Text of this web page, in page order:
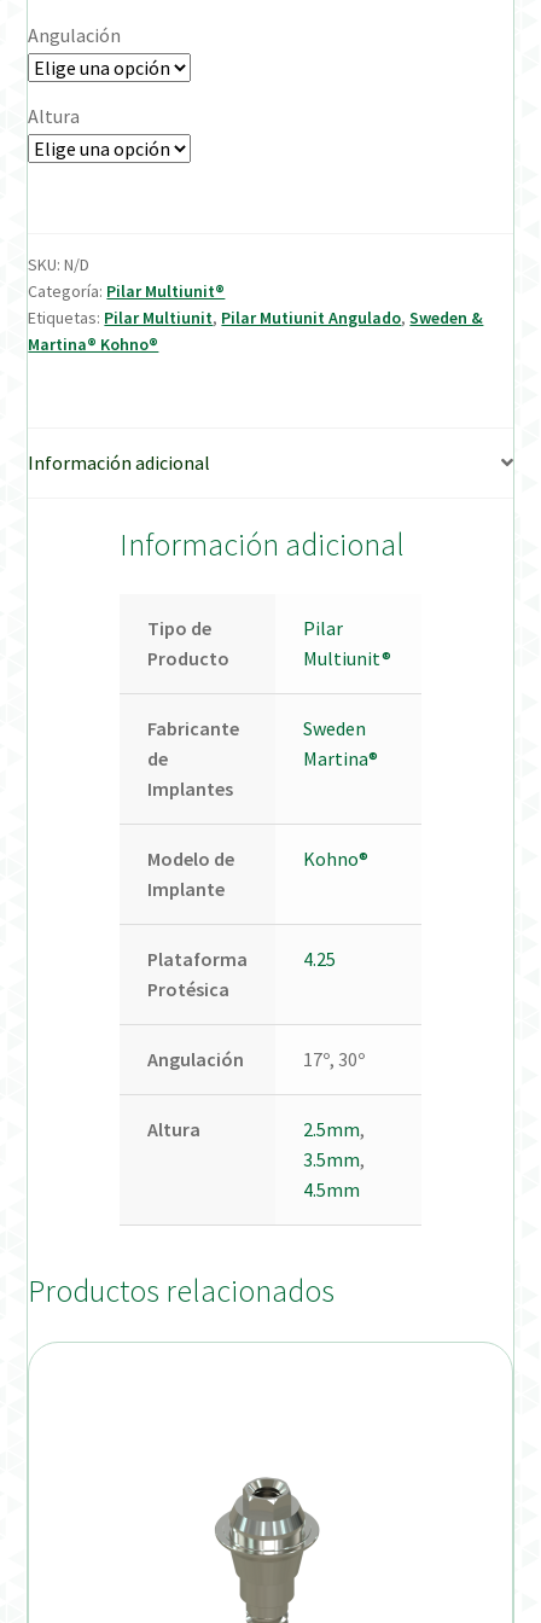
Verification Required
Welcome to DELTA Abutments | Tienda Online!
Angulación
Altura
SKU:N/D
Categoría: Pilar Multiunit®
Etiquetas: Pilar Multiunit, Pilar Mutiunit Angulado,Sweden &
Martina® Kohno®
Información adicional
Información adicional
Tipo de
Producto
Pilar
Multiunit®
Fabricante
de
Implantes
Sweden
Martina®
Modelo de
Implante
Kohno®
Plataforma
Protésica
4.25
Angulación 17º, 30º
Altura 2.5mm,
3.5mm,
4.5mm
Productos relacionados